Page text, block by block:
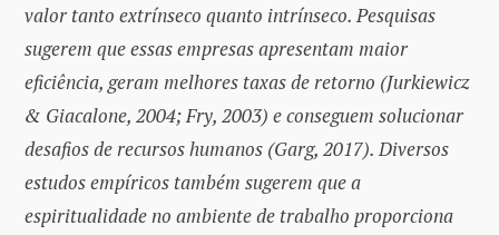
valor tanto extrínseco quanto intrínseco. Pesquisas
sugerem que essas empresas apresentam maior
eficiência, geram melhores taxas de retorno (Jurkiewicz
& Giacalone, 2004; Fry, 2003) e conseguem solucionar
desafios de recursos humanos (Garg, 2017). Diversos
estudos empíricos também sugerem que a
espiritualidade no ambiente de trabalho proporciona